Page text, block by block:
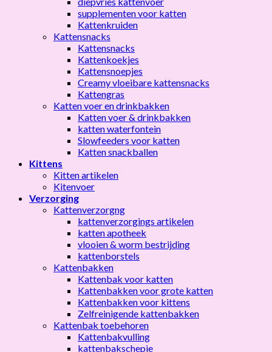
supplementen voor katten
Kattenkruiden
Kattensnacks
Kattensnacks
Kattenkoekjes
Kattensnoepjes
Creamy vloeibare kattensnacks
Kattengras
Katten voer en drinkbakken
Katten voer & drinkbakken
katten waterfontein
Slowfeeders voor katten
Katten snackballen
Kittens
Kitten artikelen
Kitenvoer
Verzorging
Kattenverzorgng
kattenverzorgings artikelen
katten apotheek
vlooien & worm bestrijding
kattenborstels
Kattenbakken
Kattenbak voor katten
Kattenbakken voor grote katten
Kattenbakken voor kittens
Zelfreinigende kattenbakken
Kattenbak toebehoren
Kattenbakvulling
kattenbakschepje